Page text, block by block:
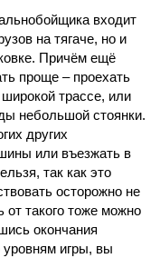
входит
на тягаче, но и
Причём ещё
проще – проехать
трассе, или
небольшой стоянки.
других
или въезжать в
так как это
осторожно не
от такого тоже можно
окончания
уровням игры, вы